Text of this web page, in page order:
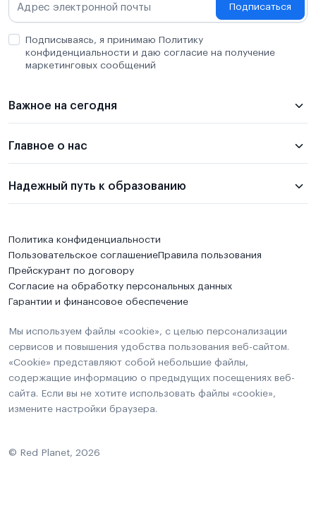
Подписаться
Подписываясь, я принимаю Политику
конфиденциальности и даю согласие на получение
маркетинговых сообщений
Важное на сегодня
Главное о нас
Надежный путь к образованию
Политика конфиденциальности
Пользовательское соглашениеПравила пользования
Прейскурант по договору
Согласие на обработку персональных данных
Гарантии и финансовое обеспечение
Мы используем файлы «cookie», с целью персонализации
сервисов и повышения удобства пользования веб-сайтом.
«Cookie» представляют собой небольшие файлы,
содержащие информацию о предыдущих посещениях веб-
сайта. Если вы не хотите использовать файлы «cookie»,
измените настройки браузера.
© Red Planet, 2026